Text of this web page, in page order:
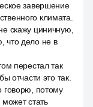
завершение
климата.
скажу циничную,
что дело не в
перестал так
отчасти это так.
говорю, потому
стать